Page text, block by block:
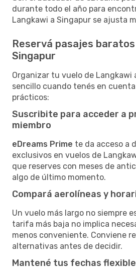
durante todo el año para
Langkawi a Singapur se ajusta
Reservá pasajes
Singapur
Organizar tu vuelo de Langkawi
sencillo cuando tenés en
prácticos:
Suscribite para acceder a
miembro
eDreams Prime te da acceso a
exclusivos en vuelos de
que reserves con meses de
algo de último momento.
Compará aerolíneas y
Un vuelo más largo no siempre
tarifa más baja no implica
menos conveniente. Conviene
alternativas antes de decidir.
Mantené tus fechas